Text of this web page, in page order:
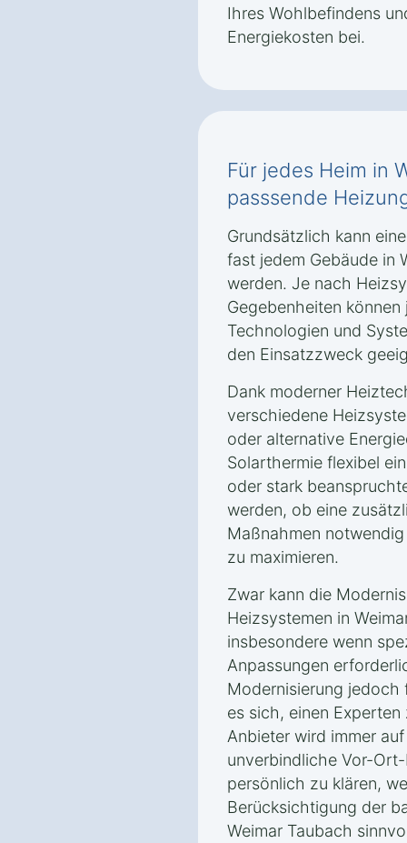
Ihres Wohlbefindens
Energiekosten bei.
Für jedes Heim in
passsende
Grundsätzlich kann
fast jedem Gebäude in
werden. Je nach
Gegebenheiten
Technologien und
den Einsatzzweck
Dank moderner
verschiedene
oder alternative
Solarthermie flexibel
oder stark
werden, ob eine
Maßnahmen
zu maximieren.
Zwar kann die
Heizsystemen in
insbesondere wenn
Anpassungen
Modernisierung jedoch
es sich, einen
Anbieter wird immer
unverbindliche Vor-
persönlich zu klären,
Berücksichtigung der
Weimar Taubach